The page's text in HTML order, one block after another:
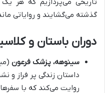
تاریخی می‌پردازیم که هر
گذشته می‌گشایند و روایاتی
دوران باستان و
سینوهه، پزشک فرعون
داستان زندگی پر فراز و
روایت می‌کند که با